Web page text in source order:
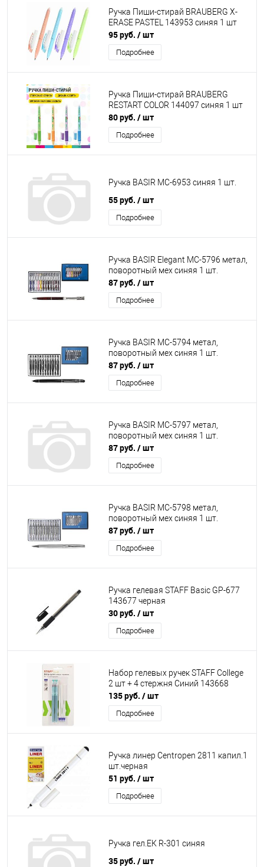
Ручка Пиши-стирай BRAUBERG X-
ERASE PASTEL 143953 синяя 1 шт
95 руб. / шт
Подробнее
Ручка Пиши-стирай BRAUBERG
RESTART COLOR 144097 синяя 1 шт
80 руб. / шт
Подробнее
Ручка BASIR МC-6953 синяя 1 шт.
55 руб. / шт
Подробнее
Ручка BASIR Elegant МC-5796 метал,
поворотный мех синяя 1 шт.
87 руб. / шт
Подробнее
Ручка BASIR МC-5794 метал,
поворотный мех синяя 1 шт.
87 руб. / шт
Подробнее
Ручка BASIR МC-5797 метал,
поворотный мех синяя 1 шт.
87 руб. / шт
Подробнее
Ручка BASIR МC-5798 метал,
поворотный мех синяя 1 шт.
87 руб. / шт
Подробнее
Ручка гелевая STAFF Basic GP-677
143677 черная
30 руб. / шт
Подробнее
Набор гелевых ручек STAFF College
2 шт + 4 стержня Синий 143668
135 руб. / шт
Подробнее
Ручка линер Centropen 2811 капил.1
шт.черная
51 руб. / шт
Подробнее
Ручка гел.ЕК R-301 синяя
35 руб. / шт